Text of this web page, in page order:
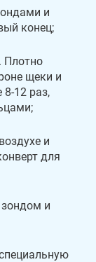
и
конец;
Плотно
щеки и
8-12 раз,
и
для
и